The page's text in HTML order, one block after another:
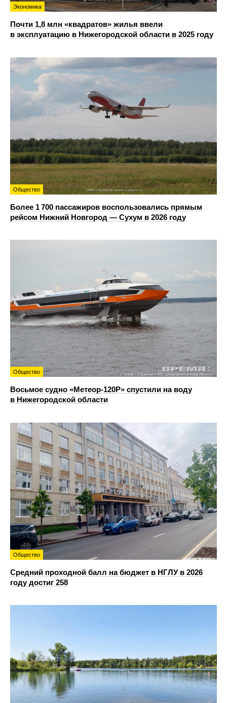
Экономика
Почти 1,8 млн «квадратов» жилья ввели
в эксплуатацию в Нижегородской области в 2025 году
Общество
Более 1 700 пассажиров воспользовались прямым
рейсом Нижний Новгород — Сухум в 2026 году
Общество
Восьмое судно «Метеор-120Р» спустили на воду
в Нижегородской области
Общество
Средний проходной балл на бюджет в НГЛУ в 2026
году достиг 258